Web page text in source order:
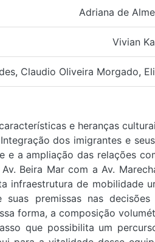
Adriana de
Vivian
, Claudio Oliveira Morgado,
e heranças
dos imigrantes e
e a ampliação das relações
Beira Mar com a Av.
de mobilidade
premissas nas decisões
forma, a composição
que possibilita um